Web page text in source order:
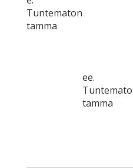
Tuntematon
tamma
ee.
tamma